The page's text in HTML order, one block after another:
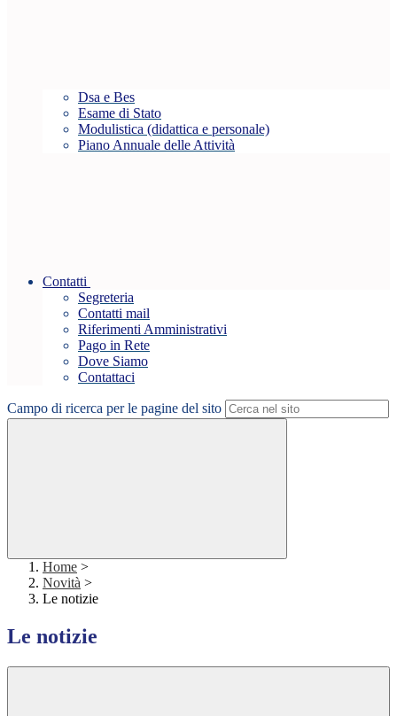
Dsa e Bes
Esame di Stato
Modulistica (didattica e personale)
Piano Annuale delle Attività
Contatti
Segreteria
Contatti mail
Riferimenti Amministrativi
Pago in Rete
Dove Siamo
Contattaci
Campo di ricerca per le pagine del sito
Home >
Novità >
Le notizie
Le notizie